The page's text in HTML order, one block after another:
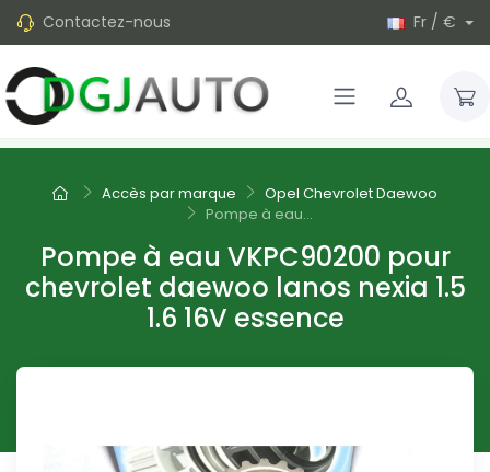
Contactez-nous Fr / €
Accès par marque
Opel Chevrolet Daewoo
Pompe à eau...
Pompe à eau VKPC90200 pour
chevrolet daewoo lanos nexia 1.5
1.6 16V essence